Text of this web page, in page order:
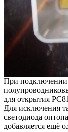
При подключении
для открытия
Для исключения
светодиода
добавляется ещё